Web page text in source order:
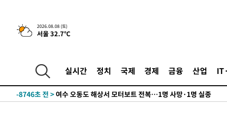
2026.08.08 (토)
서울 32.7℃
실시간 정치 국제 경제 금융 산업
-24074초 전 >온열질환 사망자 3명 늘어…누적 환자 3000명 돌파
-18019초 전 >강릉에 시간당 81.4㎜ 물폭탄…도로 잠기고 담벼락 붕괴
-11836초 전 >
선재도서 해루질 나섰다 실종 60대, 닷새 만에 숨진 채 발견
-9370초 전 >
-8746초 전 >여수 오동도 해상서 모터보트 전복…1명 사망·1명 실종